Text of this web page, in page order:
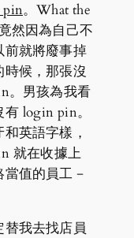
pin。What the
然因為自己不
前就將廢事掉
候，那張沒
。男孩為我看
login pin。
英語字樣，
就在收據上
值的員工－
我去找店員